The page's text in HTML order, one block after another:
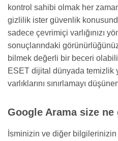
kontrol sahibi olmak her
gizlilik ister güvenlik
sadece çevrimiçi varlığınızı
sonuçlarındaki
bilmek değerli bir beceri
ESET dijital dünyada temizlik
varlıklarını sınırlamayı
Google Arama size
İsminizin ve diğer bilgilerinizin